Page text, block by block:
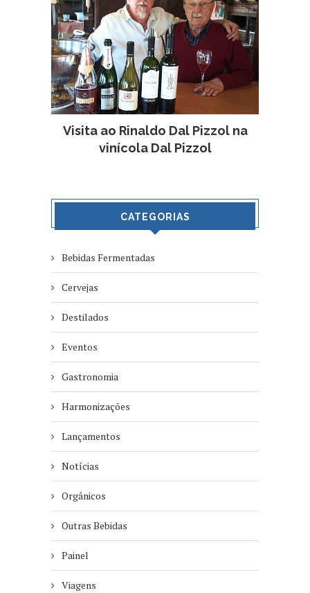
Visita ao Rinaldo Dal Pizzol na
vinícola Dal Pizzol
CATEGORIAS
Bebidas Fermentadas
Cervejas
Destilados
Eventos
Gastronomia
Harmonizações
Lançamentos
Notícias
Orgânicos
Outras Bebidas
Painel
Viagens